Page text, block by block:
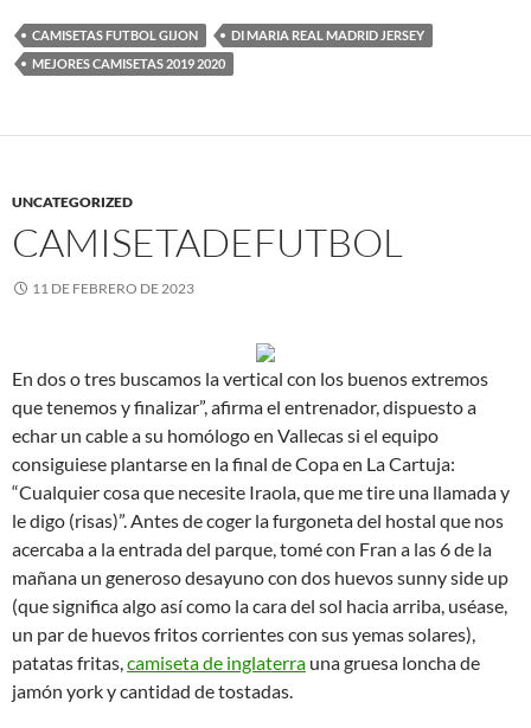
CAMISETAS FUTBOL GIJON
DI MARIA REAL MADRID JERSEY
MEJORES CAMISETAS 2019 2020
UNCATEGORIZED
CAMISETADEFUTBOL
11 DE FEBRERO DE 2023
En dos o tres buscamos la vertical con los buenos extremos
que tenemos y finalizar”, afirma el entrenador, dispuesto a
echar un cable a su homólogo en Vallecas si el equipo
consiguiese plantarse en la final de Copa en La Cartuja:
“Cualquier cosa que necesite Iraola, que me tire una llamada y
le digo (risas)”. Antes de coger la furgoneta del hostal que nos
acercaba a la entrada del parque, tomé con Fran a las 6 de la
mañana un generoso desayuno con dos huevos sunny side up
(que significa algo así como la cara del sol hacia arriba, uséase,
un par de huevos fritos corrientes con sus yemas solares),
patatas fritas,camiseta de inglaterra una gruesa loncha de
jamón york y cantidad de tostadas.